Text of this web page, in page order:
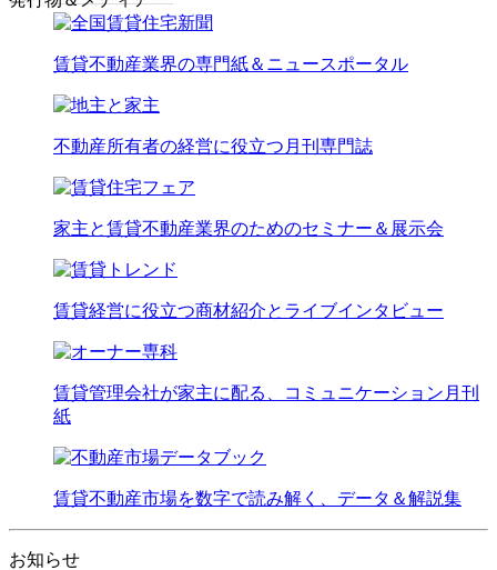
賃貸不動産業界の専門紙＆ニュースポータル
不動産所有者の経営に役立つ月刊専門誌
家主と賃貸不動産業界のためのセミナー＆展示会
賃貸経営に役立つ商材紹介とライブインタビュー
賃貸管理会社が家主に配る、コミュニケーション月刊
紙
賃貸不動産市場を数字で読み解く、データ＆解説集
お知らせ